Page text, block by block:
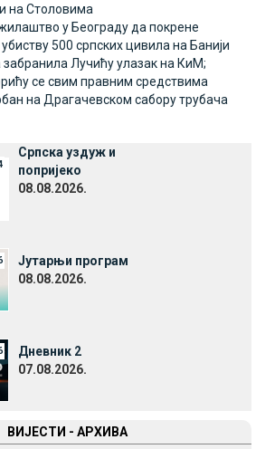
на Столовима
у Београду да покрене
убиству 500 српских цивила на Банији
Лучићу улазак на КиМ;
се свим правним средствима
на Драгачевском сабору трубача
Српска уздуж и
попријеко
08.08.2026.
Јутарњи програм
08.08.2026.
Дневник 2
07.08.2026.
ВИЈЕСТИ - АРХИВА